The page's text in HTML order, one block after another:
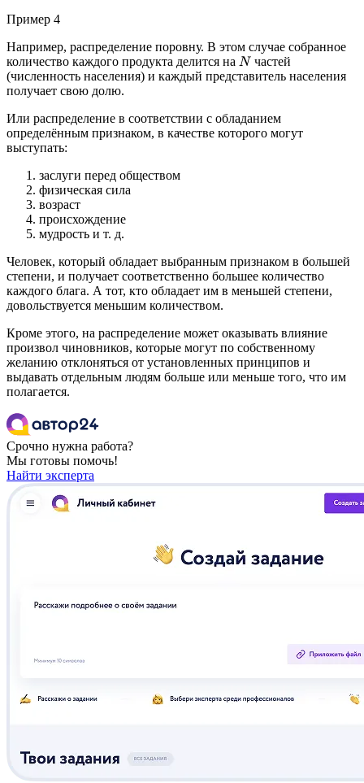
Пример 4
Например, распределение поровну. В этом случае собранное
количество каждого продукта делится на N частей
(численность населения) и каждый представитель населения
получает свою долю.
Или распределение в соответствии с обладанием
определённым признаком, в качестве которого могут
выступать:
заслуги перед обществом
физическая сила
возраст
происхождение
мудрость и т. д.
Человек, который обладает выбранным признаком в большей
степени, и получает соответственно большее количество
каждого блага. А тот, кто обладает им в меньшей степени,
довольствуется меньшим количеством.
Кроме этого, на распределение может оказывать влияние
произвол чиновников, которые могут по собственному
желанию отклоняться от установленных принципов и
выдавать отдельным людям больше или меньше того, что им
полагается.
Срочно нужна работа?
Мы готовы помочь!
Найти эксперта